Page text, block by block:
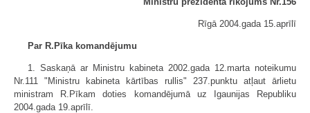
Rīgā 2004.gada 15.aprīlī
Par R.Pīka komandējumu
1. Saskaņā ar Ministru kabineta 2002.gada 12.marta noteikumu
Nr.111 "Ministru kabineta kārtības rullis" 237.punktu atļaut ārlietu
ministram R.Pīkam doties komandējumā uz Igaunijas Republiku
2004.gada 19.aprīlī.